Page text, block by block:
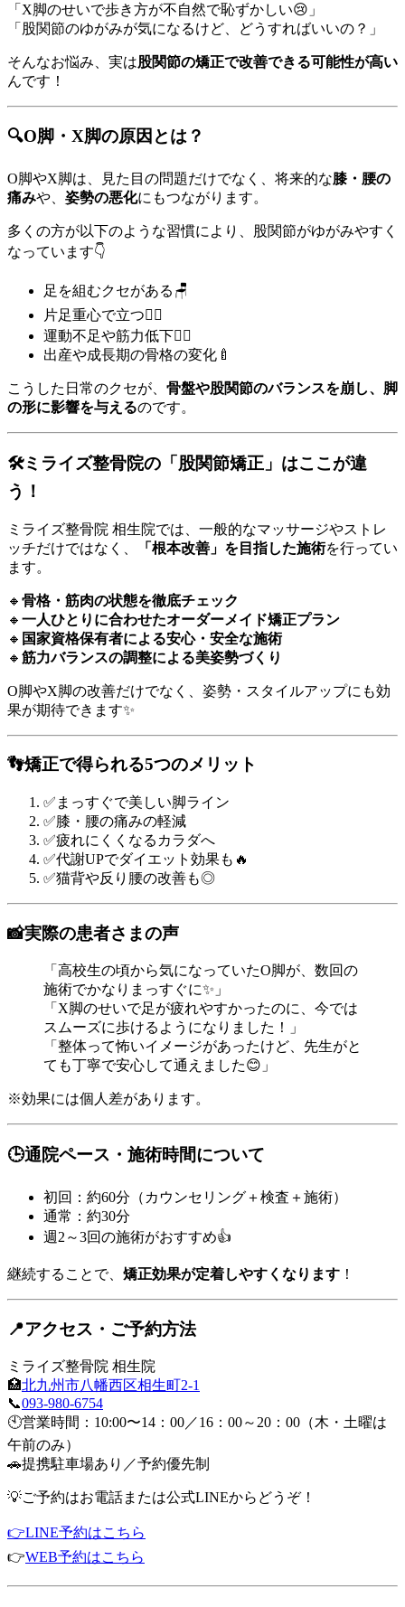
「X脚のせいで歩き方が不自然で恥ずかしい😢」
「股関節のゆがみが気になるけど、どうすればいいの？」
そんなお悩み、実は股関節の矯正で改善できる可能性が高い
んです！
🔍O脚・X脚の原因とは？
O脚やX脚は、見た目の問題だけでなく、将来的な膝・腰の
痛みや、 姿勢の悪化にもつながります。
多くの方が以下のような習慣により、股関節がゆがみやすく
なっています👇
足を組むクセがある🪑
片足重心で立つ🚶‍♀️
運動不足や筋力低下🏃‍♂️
出産や成長期の骨格の変化🍼
こうした日常のクセが、 骨盤や股関節のバランスを崩し、脚
の形に影響を与えるのです。
🛠️ミライズ整骨院の「股関節矯正」はここが違
う！
ミライズ整骨院 相生院では、一般的なマッサージやストレ
ッチだけではなく、
「根本改善」を目指した施術を行ってい
ます。
🔸 骨格・筋肉の状態を徹底チェック
🔸 一人ひとりに合わせたオーダーメイド矯正プラン
🔸 国家資格保有者による安心・安全な施術
🔸 筋力バランスの調整による美姿勢づくり
O脚やX脚の改善だけでなく、姿勢・スタイルアップにも効
果が期待できます✨
👣矯正で得られる5つのメリット
✅まっすぐで美しい脚ライン
✅膝・腰の痛みの軽減
✅疲れにくくなるカラダへ
✅代謝UPでダイエット効果も🔥
✅猫背や反り腰の改善も◎
📸実際の患者さまの声
「高校生の頃から気になっていたO脚が、数回の
施術でかなりまっすぐに✨」
「X脚のせいで足が疲れやすかったのに、今では
スムーズに歩けるようになりました！」
「整体って怖いイメージがあったけど、先生がと
ても丁寧で安心して通えました😊」
※効果には個人差があります。
🕒通院ペース・施術時間について
初回：約60分（カウンセリング＋検査＋施術）
通常：約30分
週2～3回の施術がおすすめ👍
継続することで、 矯正効果が定着しやすくなります ！
📍アクセス・ご予約方法
ミライズ整骨院 相生院
🏥北九州市八幡西区相生町2-1
📞093-980-6754
🕙営業時間：10:00〜14：00／16：00～20：00（木・土曜は
午前のみ）
🚗提携駐車場あり／予約優先制
💡ご予約はお電話または公式LINEからどうぞ！
👉LINE予約はこちら
👉WEB予約はこちら